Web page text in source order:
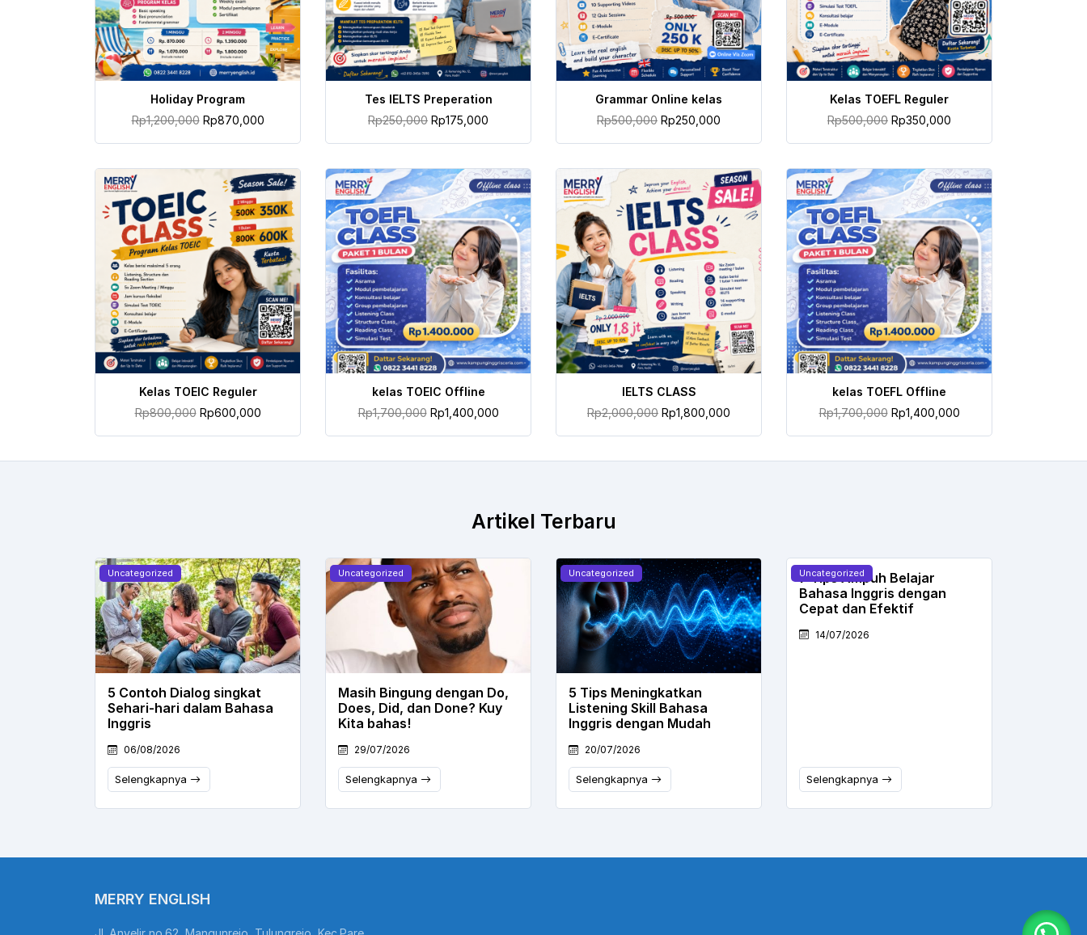
TAMBAH KE KERANJANG
Holiday Program
Rp1,200,000 Rp870,000
TAMBAH KE KERANJANG
Tes IELTS Preperation
Rp250,000 Rp175,000
TAMBAH KE KERANJANG
Grammar Online kelas
Rp500,000 Rp250,000
TAMBAH KE KERANJANG
Kelas TOEFL Reguler
Rp500,000 Rp350,000
TAMBAH KE KERANJANG
Kelas TOEIC Reguler
Rp800,000 Rp600,000
TAMBAH KE KERANJANG
kelas TOEIC Offline
Rp1,700,000 Rp1,400,000
TAMBAH KE KERANJANG
IELTS CLASS
Rp2,000,000 Rp1,800,000
TAMBAH KE KERANJANG
kelas TOEFL Offline
Rp1,700,000 Rp1,400,000
Artikel Terbaru
Uncategorized
5 Contoh Dialog singkat
Sehari-hari dalam Bahasa
Inggris
06/08/2026
Selengkapnya
Uncategorized
Masih Bingung dengan Do,
Does, Did, dan Done? Kuy
Kita bahas!
29/07/2026
Selengkapnya
Uncategorized
5 Tips Meningkatkan
Listening Skill Bahasa
Inggris dengan Mudah
20/07/2026
Selengkapnya
Uncategorized
7 Tips Ampuh Belajar
Bahasa Inggris dengan
Cepat dan Efektif
14/07/2026
Selengkapnya
MERRY ENGLISH